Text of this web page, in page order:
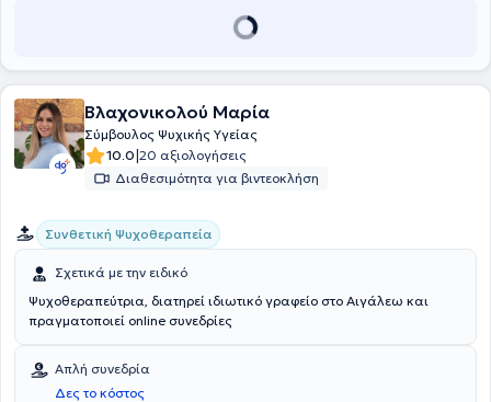
Βλαχονικολού Μαρία
Σύμβουλος Ψυχικής Υγείας
10.0|20 αξιολογήσεις
Διαθεσιμότητα για βιντεοκλήση
Συνθετική Ψυχοθεραπεία
Σχετικά με την ειδικό
Ψυχοθεραπεύτρια, διατηρεί ιδιωτικό γραφείο στο Αιγάλεω και
πραγματοποιεί online συνεδρίες
Απλή συνεδρία
Δες το κόστος